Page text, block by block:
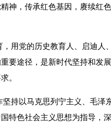
神，传承红色基因，赓续红
党的历史教育人、启迪人
要途径，是新时代坚持和发
。
以马克思列宁主义、毛泽东
特色社会主义思想为指导，